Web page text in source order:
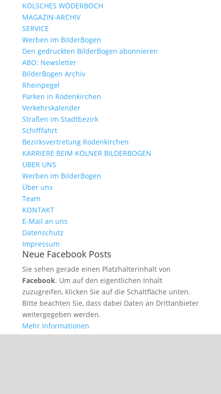
KÖLSCHES WÖDERBOCH
MAGAZIN-ARCHIV
SERVICE
Werben im BilderBogen
Den gedruckten BilderBogen abonnieren
ABO: Newsletter
BilderBogen Archiv
Rheinpegel
Parken in Rodenkirchen
Verkehrskalender
Straßen im Stadtbezirk
Schifffahrt
Bezirksvertretung Rodenkirchen
KARRIERE BEIM KÖLNER BILDERBOGEN
ÜBER UNS
Werben im BilderBogen
Über uns
Team
KONTAKT
E-Mail an uns
Datenschutz
Impressum
Neue Facebook Posts
Sie sehen gerade einen Platzhalterinhalt von
Facebook. Um auf den eigentlichen Inhalt
zuzugreifen, klicken Sie auf die Schaltfläche unten.
Bitte beachten Sie, dass dabei Daten an Drittanbieter
weitergegeben werden.
Mehr Informationen
Inhalt entsperren